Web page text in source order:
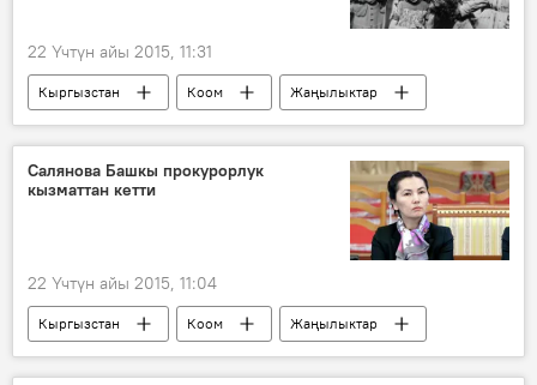
22 Үчтүн айы 2015, 11:31
Кыргызстан Коом
Жаңылыктар
Ирина Карамушкина
Александр Зеличенко
Улуу Ата Мекендик согуш
Жогорку Кеңеш
Салянова Башкы прокурорлук
кызматтан кетти
22 Үчтүн айы 2015, 11:04
Кыргызстан Коом
Жаңылыктар
Саясат
Аида Салянова